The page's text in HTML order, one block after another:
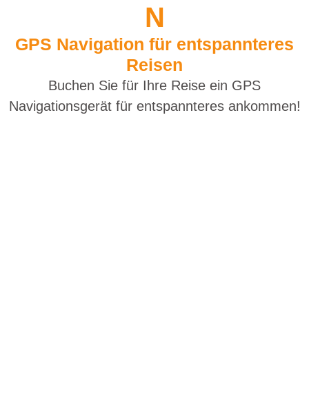
N
GPS Navigation für entspannteres
Reisen
Buchen Sie für Ihre Reise ein GPS
Navigationsgerät für entspannteres ankommen!